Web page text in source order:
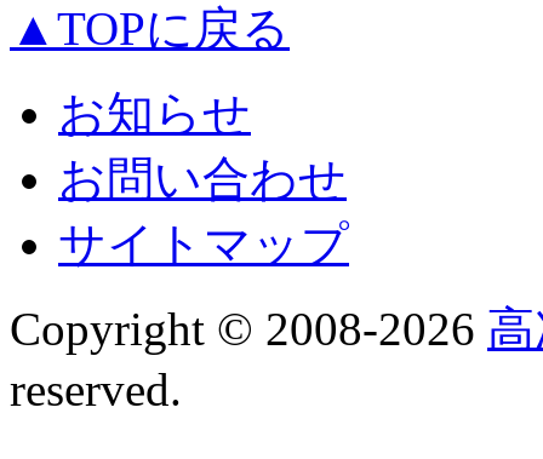
▲TOPに戻る
お知らせ
お問い合わせ
サイトマップ
Copyright © 2008-2026
reserved.